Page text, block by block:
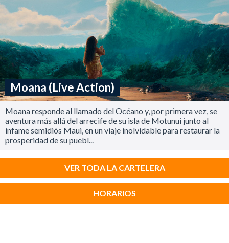
Moana (Live Action)
Moana responde al llamado del Océano y, por primera vez, se
aventura más allá del arrecife de su isla de Motunui junto al
infame semidiós Maui, en un viaje inolvidable para restaurar la
prosperidad de su puebl...
VER TODA LA CARTELERA
HORARIOS